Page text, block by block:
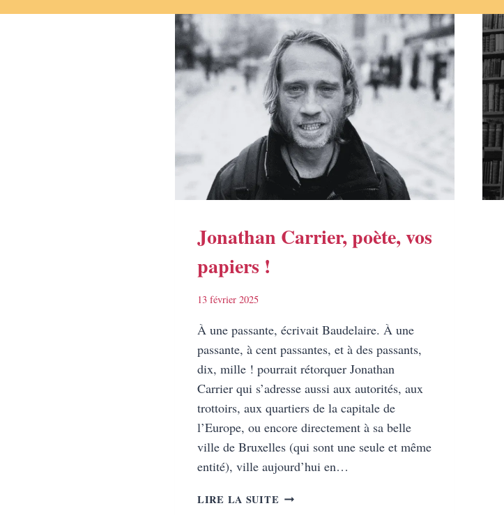
Jonathan Carrier, poète, vos
papiers !
13 février 2025
À une passante, écrivait Baudelaire. À une
passante, à cent passantes, et à des passants,
dix, mille ! pourrait rétorquer Jonathan
Carrier qui s’adresse aussi aux autorités, aux
trottoirs, aux quartiers de la capitale de
l’Europe, ou encore directement à sa belle
ville de Bruxelles (qui sont une seule et même
entité), ville aujourd’hui en…
LIRE LA SUITE JONATHAN